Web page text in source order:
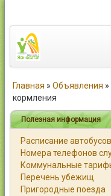
Статьи
Каталог
Справочник
Главная » Объявления »
кормления
Полезная информация
Расписание автобусов
Номера телефонов
Коммунальные
Перечень убежищ
Пригородные поезда